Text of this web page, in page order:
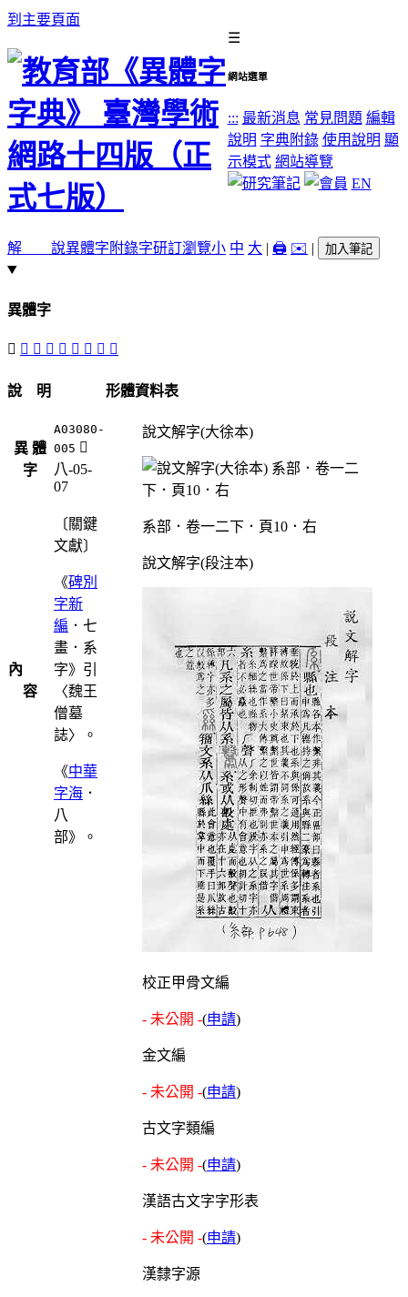
到主要頁面
☰
網站選單
::: 最新消息 常見問題 編輯
說明 字典附錄 使用說明 顯
示模式 網站導覽
EN
解 說異體字 附錄字研訂瀏覽小 中 大 | 🖨️ ✉️ | 加入筆記
異體字
󴗦 󴗩 󴗧 𢁴 󴗪 𣫦 𦂞 𦃟 󴗨
說 明
異 體
字
A03080-
005 󴗦
八-05-
07
內
容
〔關鍵
文獻〕
《碑別
字新
編 ．七
畫．系
字》引
〈魏王
僧墓
誌〉。
《中華
字海 ．
八
部》。
形體資料表
說文解字(大徐本)
系部．卷一二下．頁10．右
說文解字(段注本)
校正甲骨文編
- 未公開 -(申請)
金文編
- 未公開 -(申請)
古文字類編
- 未公開 -(申請)
漢語古文字字形表
- 未公開 -(申請)
漢隸字源